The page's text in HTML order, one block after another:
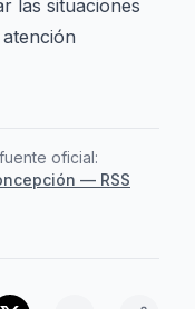
las situaciones
oficial:
— RSS